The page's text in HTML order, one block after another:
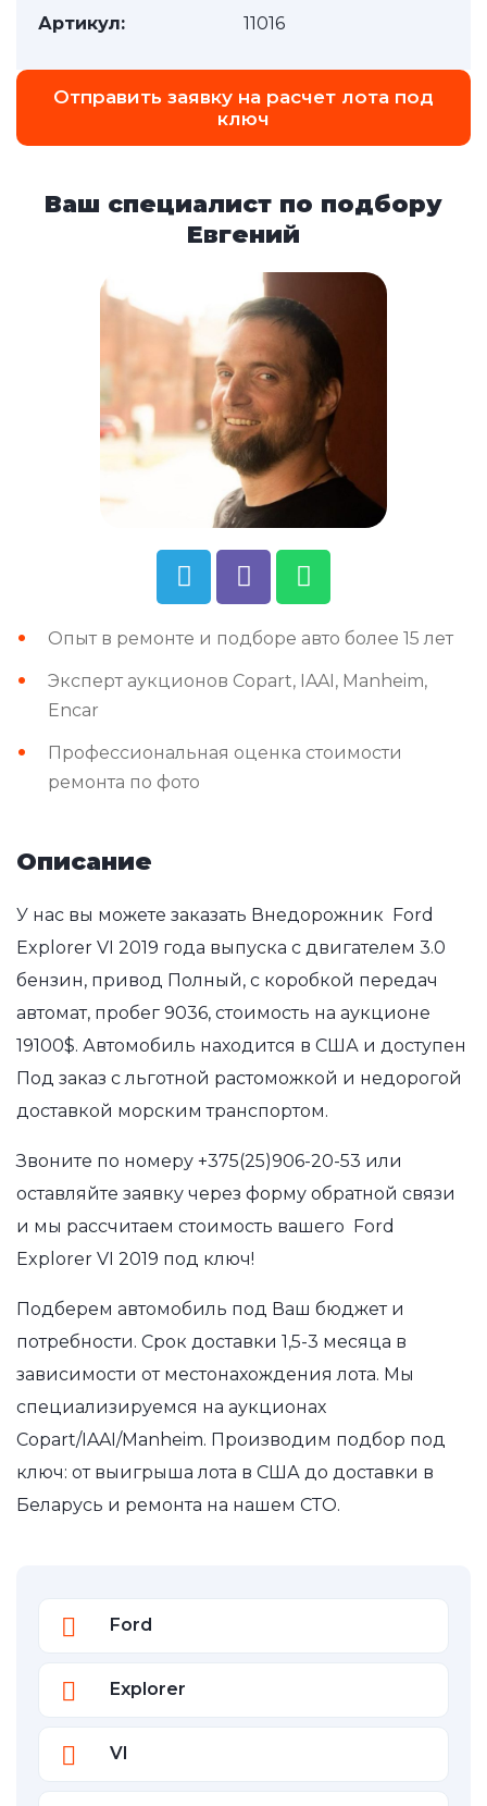
Артикул:
11016
Отправить заявку на расчет лота под
ключ
Ваш специалист по подбору
Евгений
Опыт в ремонте и подборе авто более 15 лет
Эксперт аукционов Copart, IAAI, Manheim,
Encar
Профессиональная оценка стоимости
ремонта по фото
Описание
У нас вы можете заказать Внедорожник Ford
Explorer VI 2019 года выпуска с двигателем 3.0
бензин, привод Полный, с коробкой передач
автомат, пробег 9036, стоимость на аукционе
19100$. Автомобиль находится в США и доступен
Под заказ с льготной растоможкой и недорогой
доставкой морским транспортом.
Звоните по номеру +375(25)906-20-53 или
оставляйте заявку через форму обратной связи
и мы рассчитаем стоимость вашего Ford
Explorer VI 2019 под ключ!
Подберем автомобиль под Ваш бюджет и
потребности. Срок доставки 1,5-3 месяца в
зависимости от местонахождения лота. Мы
специализируемся на аукционах
Copart/IAAI/Manheim. Производим подбор под
ключ: от выигрыша лота в США до доставки в
Беларусь и ремонта на нашем СТО.
Ford
Explorer
VI